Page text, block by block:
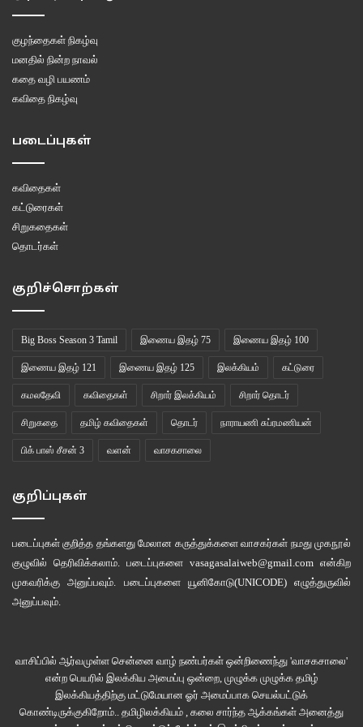
கரிசலின் வெயிலை
தலையில் சுமக்கும்
வேலிச் செடிகளைத்
வைப்பாற்றங்கரையில்
வெடித்துக் கிடக்கும்
வெள்ளரிப் பழங்களின்
சுவையறிந்த
நண்பன் ஈந்த பழத்தை
சாதிக் கலவரத்தில்
சிதிலமடைந்த அப்பனின்
சூரியப் பூவின்
மகரந்தமெனத்
நெருஞ்சிகள்.
*
mukilan0923@gmail.com
வாசகசாலை
குழந்தைகள் நிகழ்வு
மனதில் நின்ற நாவல்
கதை வழி பயணம்
கவிதை நிகழ்வு
படைப்புகள்
கவிதைகள்
கட்டுரைகள்
சிறுகதைகள்
தொடர்கள்
குறிச்சொற்கள்
Big Boss Season 3 Tamil இணைய இதழ் 75 இணைய இதழ் 100
இணைய இதழ் 121 இணைய இதழ் 125 இலக்கியம் கட்டுரை
கமலதேவி கவிதைகள் சிறார் இலக்கியம் சிறார் தொடர்
சிறுகதை தமிழ் கவிதைகள் தொடர் நாராயணி சுப்ரமணியன்
பிக் பாஸ் சீசன் 3 வளன் வாசகசாலை
குறிப்புகள்
படைப்புகள் குறித்த தங்களது மேலான கருத்துக்களை வாசகர்கள் நமது முகநூல்
குழுவில் தெரிவிக்கலாம். படைப்புகளை vasagasalaiweb@gmail.com என்கிற
முகவரிக்கு அனுப்பவும். படைப்புகளை யூனிகோடு(UNICODE)எழுத்துருவில்
அனுப்பவும்.
வாசிப்பில் ஆர்வமுள்ள சென்னை வாழ் நண்பர்கள் ஒன்றிணைந்து 'வாசகசாலை'
என்ற பெயரில் இலக்கிய அமைப்பு ஒன்றை, முழுக்க முழுக்க தமிழ்
இலக்கியத்திற்கு மட்டுமேயான ஓர் அமைப்பாக செயல்பட்டுக்
கொண்டிருக்குகிறோம்.. தமிழிலக்கியம் , கலை சார்ந்த ஆக்கங்கள் அனைத்து